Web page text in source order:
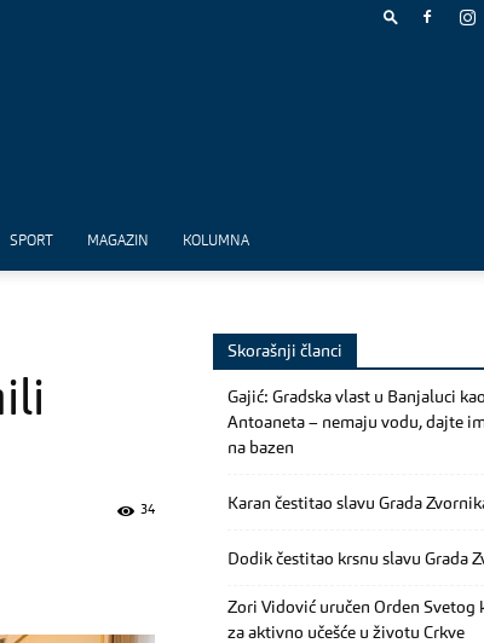
SPORT MAGAZIN KOLUMNA
34
Skorašnji članci
Gajić: Gradska vlast u Banjaluci
Antoaneta – nemaju vodu, dajte
na bazen
Karan čestitao slavu Grada
Dodik čestitao krsnu slavu Grada
Zori Vidović uručen Orden Svetog
za aktivno učešće u životu Crkve